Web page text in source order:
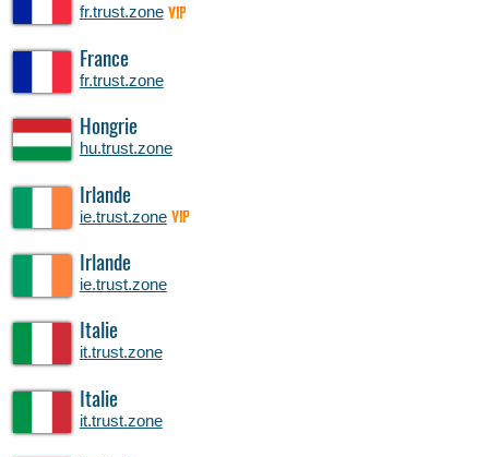
fr.trust.zone VIP
France
fr.trust.zone
Hongrie
hu.trust.zone
Irlande
ie.trust.zone VIP
Irlande
ie.trust.zone
Italie
it.trust.zone
Italie
it.trust.zone